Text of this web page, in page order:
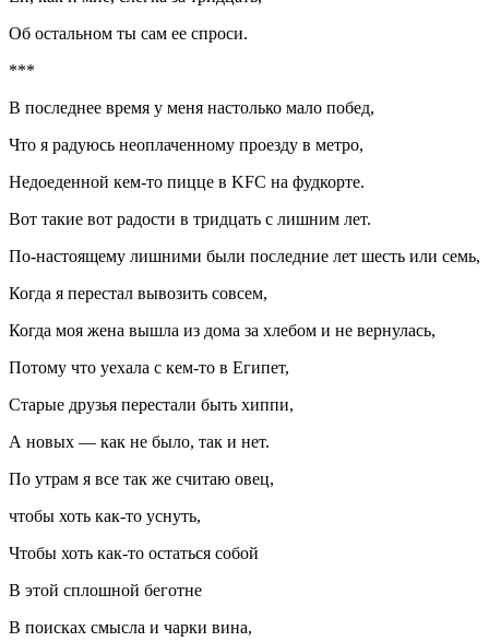
Об остальном ты сам ее спроси.
***
В последнее время у меня настолько мало побед,
Что я радуюсь неоплаченному проезду в метро,
Недоеденной кем-то пицце в KFC на фудкорте.
Вот такие вот радости в тридцать с лишним лет.
По-настоящему лишними были последние лет шесть или семь,
Когда я перестал вывозить совсем,
Когда моя жена вышла из дома за хлебом и не вернулась,
Потому что уехала с кем-то в Египет,
Старые друзья перестали быть хиппи,
А новых — как не было, так и нет.
По утрам я все так же считаю овец,
чтобы хоть как-то уснуть,
Чтобы хоть как-то остаться собой
В этой сплошной беготне
В поисках смысла и чарки вина,